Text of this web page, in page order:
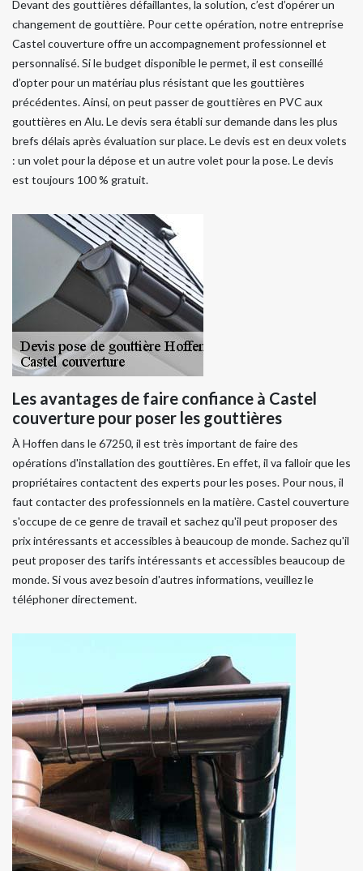
Devant des gouttières défaillantes, la solution, c’est d’opérer un
changement de gouttière. Pour cette opération, notre entreprise
Castel couverture offre un accompagnement professionnel et
personnalisé. Si le budget disponible le permet, il est conseillé
d’opter pour un matériau plus résistant que les gouttières
précédentes. Ainsi, on peut passer de gouttières en PVC aux
gouttières en Alu. Le devis sera établi sur demande dans les plus
brefs délais après évaluation sur place. Le devis est en deux volets
: un volet pour la dépose et un autre volet pour la pose. Le devis
est toujours 100 % gratuit.
Les avantages de faire confiance à Castel
couverture pour poser les gouttières
À Hoffen dans le 67250, il est très important de faire des
opérations d'installation des gouttières. En effet, il va falloir que les
propriétaires contactent des experts pour les poses. Pour nous, il
faut contacter des professionnels en la matière. Castel couverture
s'occupe de ce genre de travail et sachez qu'il peut proposer des
prix intéressants et accessibles à beaucoup de monde. Sachez qu'il
peut proposer des tarifs intéressants et accessibles beaucoup de
monde. Si vous avez besoin d'autres informations, veuillez le
téléphoner directement.